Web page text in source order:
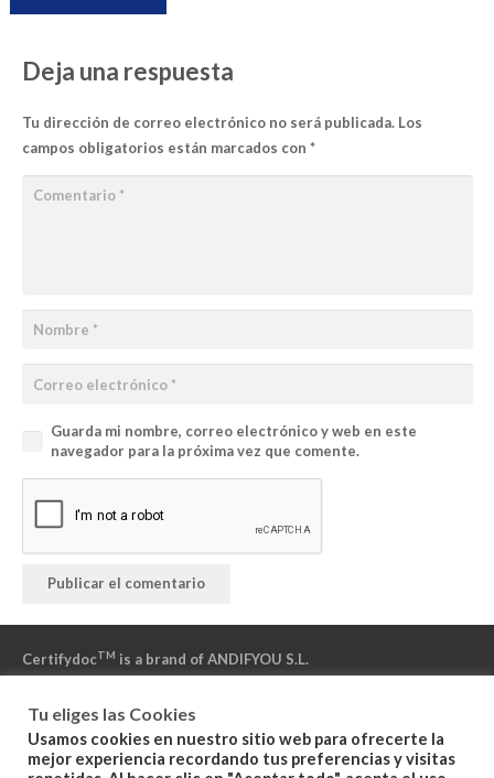
Deja una respuesta
Tu dirección de correo electrónico no será publicada. Los
campos obligatorios están marcados con *
Guarda mi nombre, correo electrónico y web en este
navegador para la próxima vez que comente.
Publicar el comentario
CertifydocTM is a brand of ANDIFYOU S.L.
«Powered by NAMIRIAL» – «Powered by IZENPE» – «Powered by
DFN»
Tu eliges las Cookies
Usamos cookies en nuestro sitio web para ofrecerte la
mejor experiencia recordando tus preferencias y visitas